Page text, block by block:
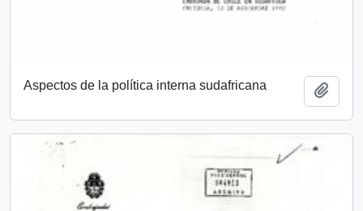
Aspectos de la política interna sudafricana